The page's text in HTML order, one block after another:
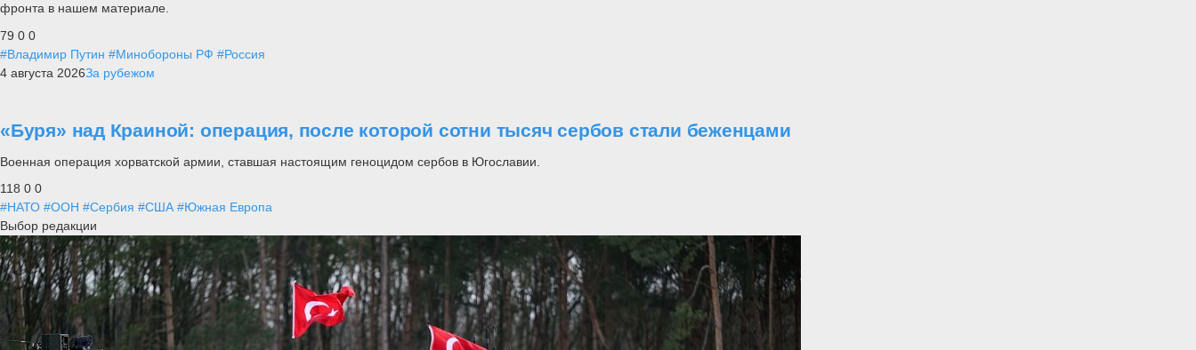
фронта в нашем материале.
79 0 0
#Владимир Путин #Минобороны РФ #Россия
4 августа 2026За рубежом
«Буря» над Краиной: операция, после которой сотни тысяч сербов стали беженцами
Военная операция хорватской армии, ставшая настоящим геноцидом сербов в Югославии.
118 0 0
#НАТО #ООН #Сербия #США #Южная Европа
Выбор редакции